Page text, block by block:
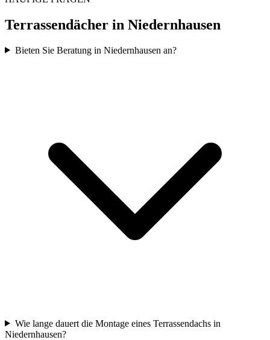
Terrassendächer in Niedernhausen
Bieten Sie Beratung in Niedernhausen an?
Wie lange dauert die Montage eines Terrassendachs in
Niedernhausen?